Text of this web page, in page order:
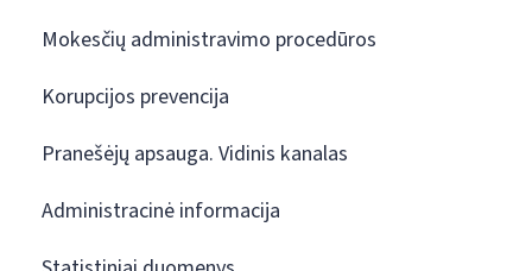
Mokesčių administravimo procedūros
Korupcijos prevencija
Pranešėjų apsauga. Vidinis kanalas
Administracinė informacija